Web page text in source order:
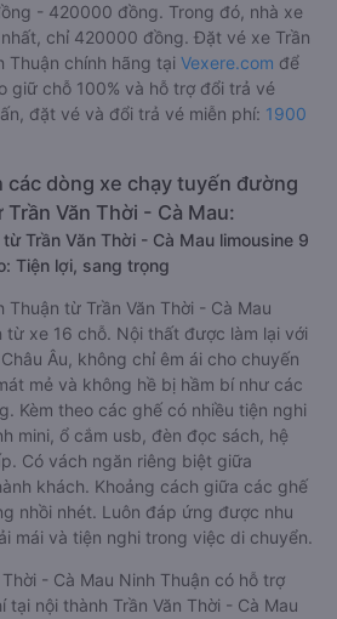
- 420000 đồng. Trong đó, nhà xe
chỉ 420000 đồng. Đặt vé xe Trần
Thuận chính hãng tại Vexere.com để
giữ chỗ 100% và hỗ trợ đổi trả vé
đặt vé và đổi trả vé miễn phí: 1900
các dòng xe chạy tuyến đường
Văn Thời - Cà Mau:
Trần Văn Thời - Cà Mau limousine 9
Tiện lợi, sang trọng
Thuận từ Trần Văn Thời - Cà Mau
từ xe 16 chỗ. Nội thất được làm lại với
Âu, không chỉ êm ái cho chuyến
mẻ và không hề bị hầm bí như các
Kèm theo các ghế có nhiều tiện nghi
mini, ổ cắm usb, đèn đọc sách, hệ
Có vách ngăn riêng biệt giữa
khách. Khoảng cách giữa các ghế
nhồi nhét. Luôn đáp ứng được nhu
mái và tiện nghi trong việc di chuyển.
- Cà Mau Ninh Thuận có hỗ trợ
tại nội thành Trần Văn Thời - Cà Mau